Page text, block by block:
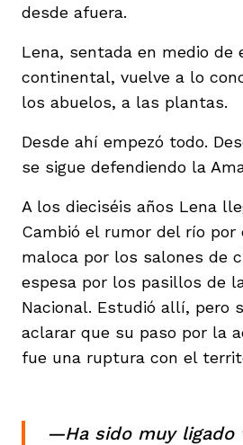
desde afuera.
Lena, sentada en medio de
continental, vuelve a lo
los abuelos, a las plantas.
Desde ahí empezó todo.
se sigue defendiendo la
A los dieciséis años Lena
Cambió el rumor del río
maloca por los salones de
espesa por los pasillos de
Nacional. Estudió allí, pero
aclarar que su paso por la
fue una ruptura con el
—Ha sido muy ligado